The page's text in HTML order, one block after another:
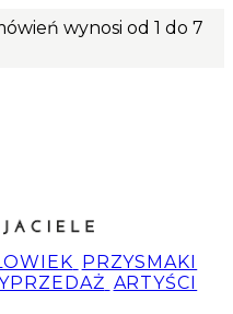
wynosi od 1 do 7
PRZYSMAKI
ARTYŚCI